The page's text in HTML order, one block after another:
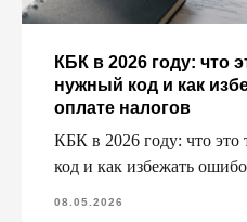
КБК в 2026 году: что
нужный код и как
оплате налогов
КБК в 2026 году: что это
код и как избежать
08.05.2026